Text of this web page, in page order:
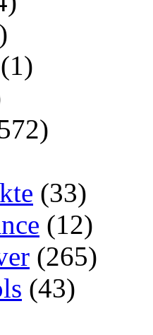
(1)
(33)
(12)
(265)
(43)